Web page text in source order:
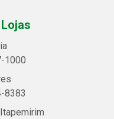
1000
8383